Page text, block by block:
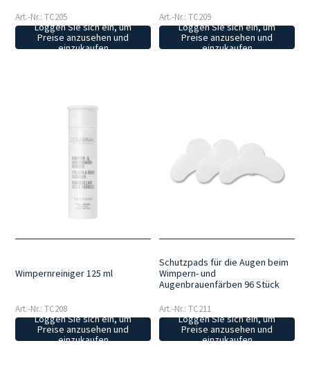
Art.-Nr.: TC205
Loggen Sie sich ein, um
Preise anzusehen und
einzukaufen
Art.-Nr.: TC209
Loggen Sie sich ein, um
Preise anzusehen und
einzukaufen
Wimpernreiniger 125 ml
Art.-Nr.: TC208
Loggen Sie sich ein, um
Preise anzusehen und
einzukaufen
Schutzpads für die Augen beim
Wimpern- und
Augenbrauenfärben 96 Stück
Art.-Nr.: TC211
Loggen Sie sich ein, um
Preise anzusehen und
einzukaufen